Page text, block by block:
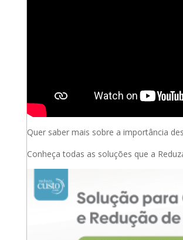
Quer saber mais sobre a importância
Conheça todas as soluções que a